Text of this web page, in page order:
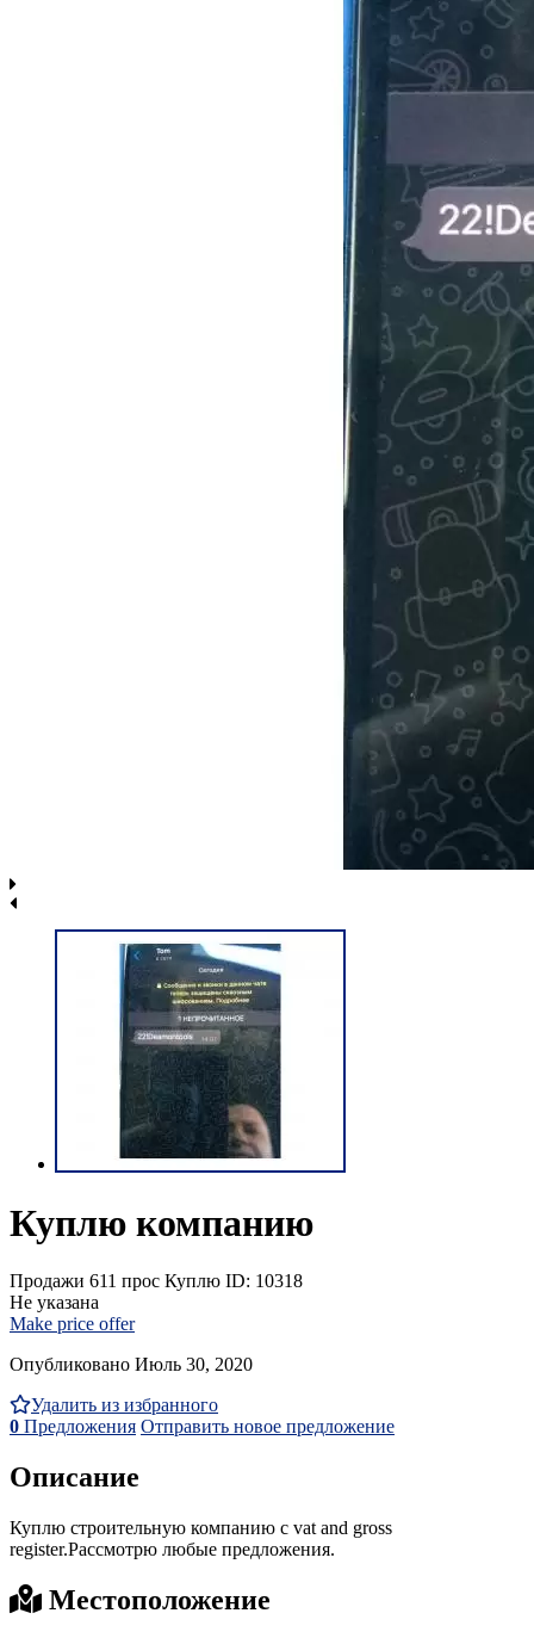
Куплю компанию
Продажи 611 прос Куплю ID: 10318
Не указана
Make price offer
Опубликовано Июль 30, 2020
Удалить из избранного
0 Предложения Отправить новое предложение
Описание
Куплю строительную компанию с vat and gross
register.Рассмотрю любые предложения.
Местоположение